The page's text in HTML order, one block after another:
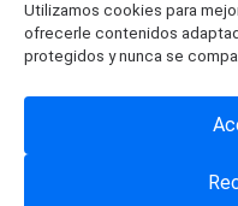
Utilizamos cookies para
ofrecerle contenidos
protegidos y nunca se